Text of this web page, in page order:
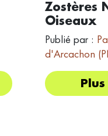
Zostères
Oiseaux
Publié par :
d'Arcachon